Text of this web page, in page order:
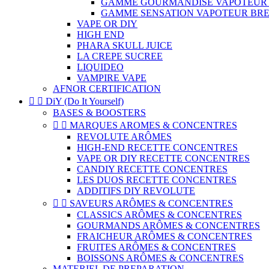
GAMME GOURMANDISE VAPOTEUR
GAMME SENSATION VAPOTEUR
VAPE OR DIY
HIGH END
PHARA SKULL JUICE
LA CREPE SUCREE
LIQUIDEO
VAMPIRE VAPE
AFNOR CERTIFICATION
  DiY (Do It Yourself)
BASES & BOOSTERS
  MARQUES AROMES & CONCENTRES
REVOLUTE ARÔMES
HIGH-END RECETTE CONCENTRES
VAPE OR DIY RECETTE CONCENTRES
CANDIY RECETTE CONCENTRES
LES DUOS RECETTE CONCENTRES
ADDITIFS DIY REVOLUTE
  SAVEURS ARÔMES & CONCENTRES
CLASSICS ARÔMES & CONCENTRES
GOURMANDS ARÔMES & CONCENTRES
FRAICHEUR ARÔMES & CONCENTRES
FRUITES ARÔMES & CONCENTRES
BOISSONS ARÔMES & CONCENTRES